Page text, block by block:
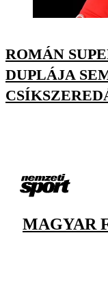
ROMÁN
DUPLÁJA
MAGYAR